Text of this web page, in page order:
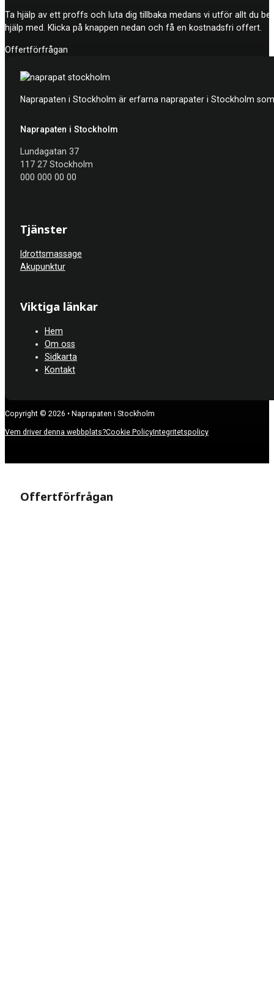
Ta hjälp av ett proffs och luta dig tillbaka medans vi utför allt du
hjälp med. Klicka på knappen nedan och få en kostnadsfri offert.
Offertförfrågan
Naprapaten i Stockholm är erfarna naprapater i Stockholm
Naprapaten i Stockholm
Lundagatan 37
117 27 Stockholm
000 000 00 00
Tjänster
Idrottsmassage
Akupunktur
Viktiga länkar
Hem
Om oss
Sidkarta
Kontakt
Copyright © 2026 • Naprapaten i Stockholm
Vem driver denna webbplats?Cookie PolicyIntegritetspolicy
Offertförfrågan